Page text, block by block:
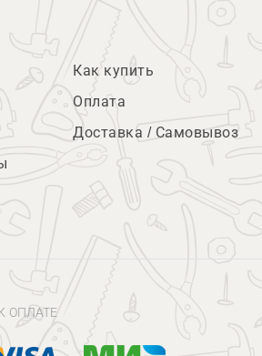
Как купить
Оплата
Доставка / Самовывоз
ОПЛАТЕ